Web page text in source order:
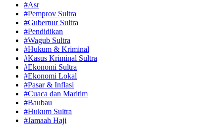
#Asr
#Pemprov Sultra
#Gubernur Sultra
#Pendidikan
#Wagub Sultra
#Hukum & Kriminal
#Kasus Kriminal Sultra
#Ekonomi Sultra
#Ekonomi Lokal
#Pasar & Inflasi
#Cuaca dan Maritim
#Baubau
#Hukum Sultra
#Jamaah Haji